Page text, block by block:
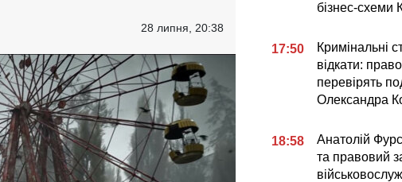
28 липня, 20:38
бізнес-схеми
17:50
Кримінальні
відкати:
перевірять
Олександра
18:58
Анатолій
та правовий